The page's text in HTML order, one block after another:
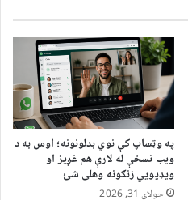
په وټساپ کې نوي بدلونونه؛ اوس به د
ویب نسخې له لارې هم غږیز او
ویډیويي زنګونه وهلی شئ
جولای 31, 2026